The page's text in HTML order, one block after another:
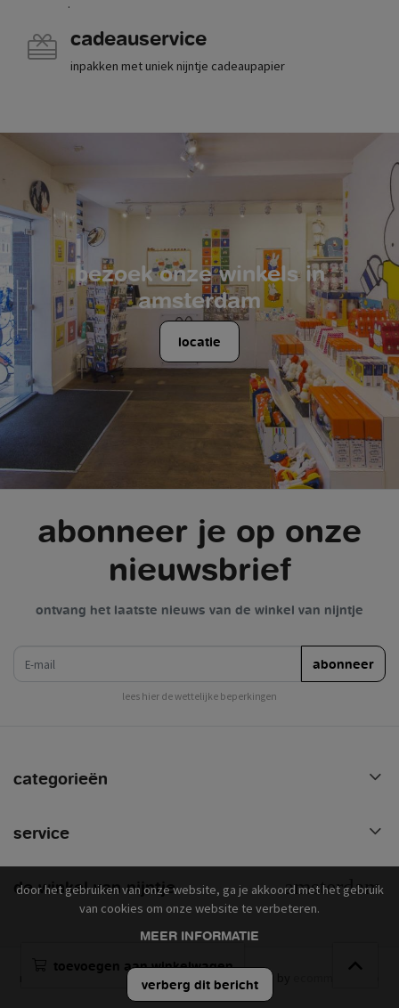
toevoegen aan winkelwagen
.
cadeauservice
inpakken met uniek nijntje cadeaupapier
bezoek onze winkels in
amsterdam
locatie
abonneer je op onze
nieuwsbrief
ontvang het laatste nieuws van de winkel van nijntje
abonneer
lees hier de wettelijke beperkingen
categorieën
service
de winkel van nijntje
mercis © 2026 - powered by lightspeed - theme by
door het gebruiken van onze website, ga je akkoord met het gebruik
van cookies om onze website te verbeteren.
MEER INFORMATIE
verberg dit bericht